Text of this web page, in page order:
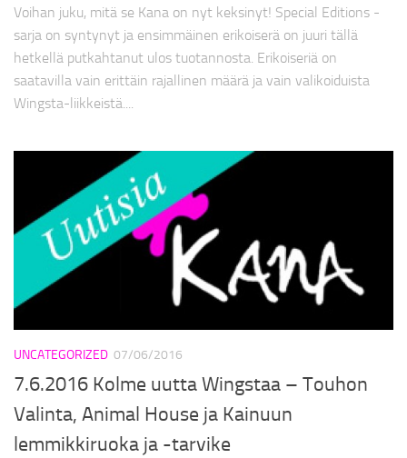
Voihan juku, mitä se Kana on nyt keksinyt! Special Editions -
sarja on syntynyt ja ensimmäinen erikoiserä on juuri tällä
hetkellä putkahtanut ulos tuotannosta. Erikoiseriä on
saatavilla vain erittäin rajallinen määrä ja vain valikoiduista
Wingsta-liikkeistä....
UNCATEGORIZED 07/06/2016
7.6.2016 Kolme uutta Wingstaa – Touhon
Valinta, Animal House ja Kainuun
lemmikkiruoka ja -tarvike